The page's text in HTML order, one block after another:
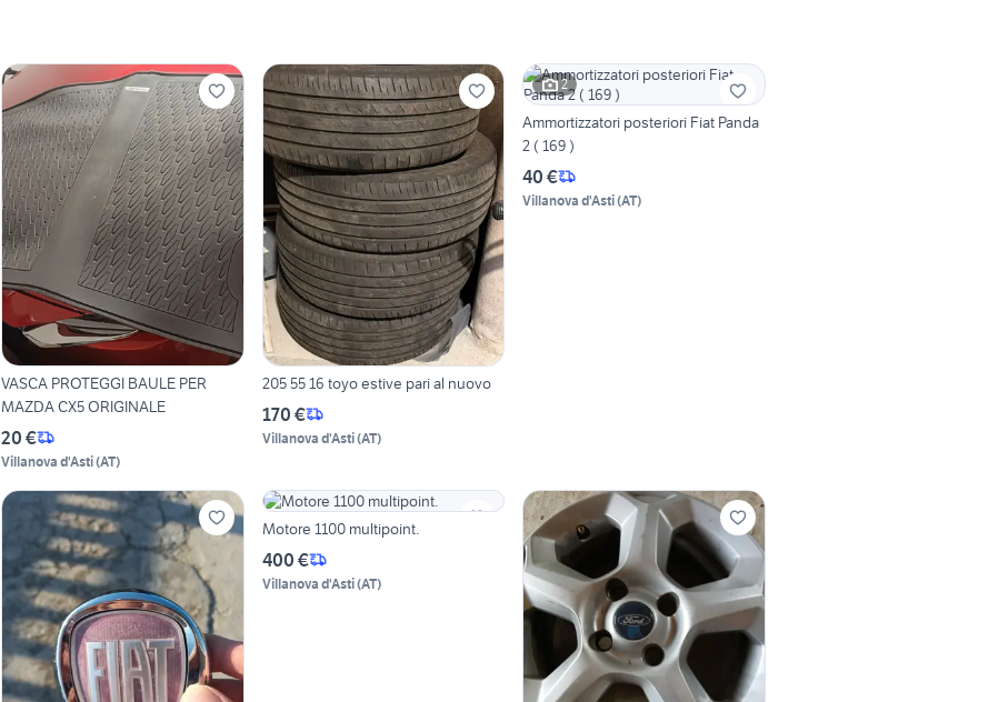
VASCA PROTEGGI BAULE PER
MAZDA CX5 ORIGINALE
20 €
Villanova d'Asti(AT)
205 55 16 toyo estive pari al nuovo
170 €
Villanova d'Asti(AT)
2
Ammortizzatori posteriori Fiat Panda
2 ( 169 )
40 €
Villanova d'Asti(AT)
Motore 1100 multipoint.
400 €
Villanova d'Asti(AT)